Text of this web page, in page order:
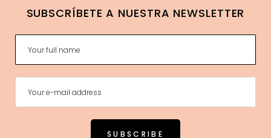
SUBSCRÍBETE A NUESTRA NEWSLETTER